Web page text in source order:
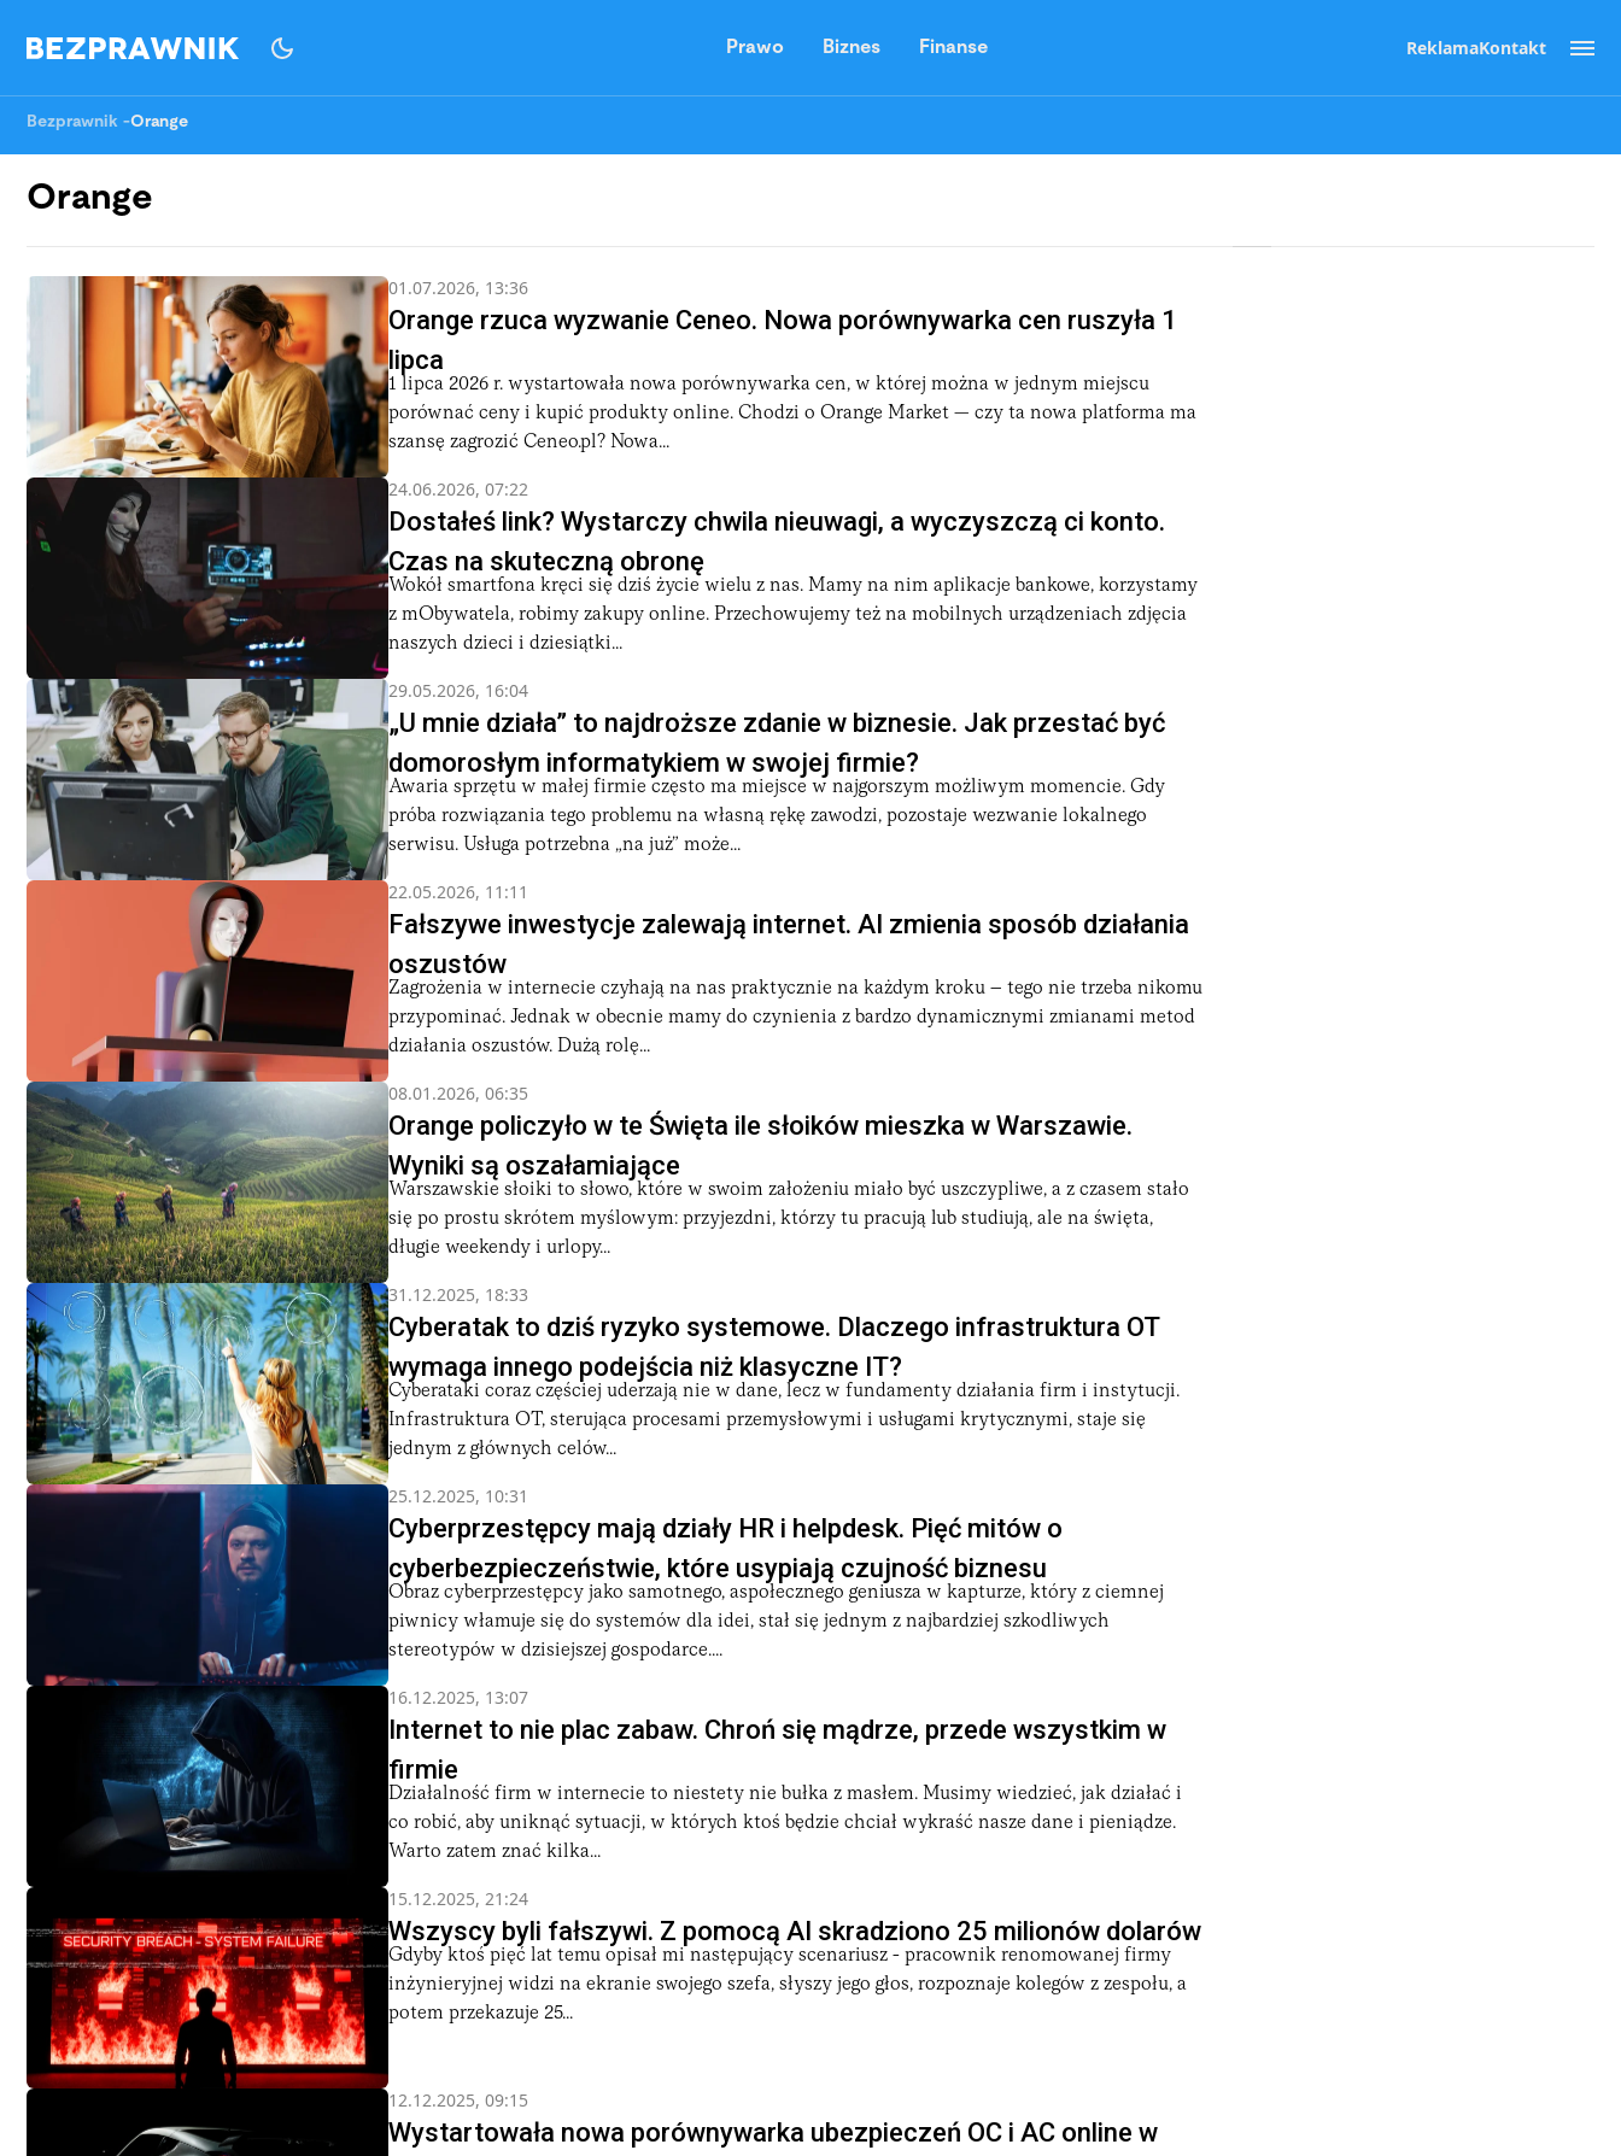
Prawo Biznes Finanse ReklamaKontakt
Bezprawnik -Orange
Orange
01.07.2026, 13:36
Orange rzuca wyzwanie Ceneo. Nowa porównywarka cen ruszyła 1
lipca
1 lipca 2026 r. wystartowała nowa porównywarka cen, w której można w jednym miejscu
porównać ceny i kupić produkty online. Chodzi o Orange Market — czy ta nowa platforma ma
szansę zagrozić Ceneo.pl? Nowa...
24.06.2026, 07:22
Dostałeś link? Wystarczy chwila nieuwagi, a wyczyszczą ci konto.
Czas na skuteczną obronę
Wokół smartfona kręci się dziś życie wielu z nas. Mamy na nim aplikacje bankowe, korzystamy
z mObywatela, robimy zakupy online. Przechowujemy też na mobilnych urządzeniach zdjęcia
naszych dzieci i dziesiątki...
29.05.2026, 16:04
„U mnie działa” to najdroższe zdanie w biznesie. Jak przestać być
domorosłym informatykiem w swojej firmie?
Awaria sprzętu w małej firmie często ma miejsce w najgorszym możliwym momencie. Gdy
próba rozwiązania tego problemu na własną rękę zawodzi, pozostaje wezwanie lokalnego
serwisu. Usługa potrzebna „na już” może...
22.05.2026, 11:11
Fałszywe inwestycje zalewają internet. AI zmienia sposób działania
oszustów
Zagrożenia w internecie czyhają na nas praktycznie na każdym kroku – tego nie trzeba nikomu
przypominać. Jednak w obecnie mamy do czynienia z bardzo dynamicznymi zmianami metod
działania oszustów. Dużą rolę...
08.01.2026, 06:35
Orange policzyło w te Święta ile słoików mieszka w Warszawie.
Wyniki są oszałamiające
Warszawskie słoiki to słowo, które w swoim założeniu miało być uszczypliwe, a z czasem stało
się po prostu skrótem myślowym: przyjezdni, którzy tu pracują lub studiują, ale na święta,
długie weekendy i urlopy...
31.12.2025, 18:33
Cyberatak to dziś ryzyko systemowe. Dlaczego infrastruktura OT
wymaga innego podejścia niż klasyczne IT?
Cyberataki coraz częściej uderzają nie w dane, lecz w fundamenty działania firm i instytucji.
Infrastruktura OT, sterująca procesami przemysłowymi i usługami krytycznymi, staje się
jednym z głównych celów...
25.12.2025, 10:31
Cyberprzestępcy mają działy HR i helpdesk. Pięć mitów o
cyberbezpieczeństwie, które usypiają czujność biznesu
Obraz cyberprzestępcy jako samotnego, aspołecznego geniusza w kapturze, który z ciemnej
piwnicy włamuje się do systemów dla idei, stał się jednym z najbardziej szkodliwych
stereotypów w dzisiejszej gospodarce....
16.12.2025, 13:07
Internet to nie plac zabaw. Chroń się mądrze, przede wszystkim w
firmie
Działalność firm w internecie to niestety nie bułka z masłem. Musimy wiedzieć, jak działać i
co robić, aby uniknąć sytuacji, w których ktoś będzie chciał wykraść nasze dane i pieniądze.
Warto zatem znać kilka...
15.12.2025, 21:24
Wszyscy byli fałszywi. Z pomocą AI skradziono 25 milionów dolarów
Gdyby ktoś pięć lat temu opisał mi następujący scenariusz - pracownik renomowanej firmy
inżynieryjnej widzi na ekranie swojego szefa, słyszy jego głos, rozpoznaje kolegów z zespołu, a
potem przekazuje 25...
12.12.2025, 09:15
Wystartowała nowa porównywarka ubezpieczeń OC i AC online w